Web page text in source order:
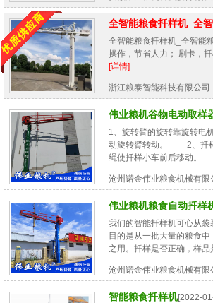
全智能粮食扦样机_全
全智能粮食扦样机_全智能
操作，节省人力； 刷卡，
[详情]
浙江粮泰智能科技有限公司
伟业粮机谷物电动取样
1、旋转臂的旋转靠旋转电
动旋转臂转动。 2、扦样
绳使扦样小车前后移动
沧州诺金伟业粮食机械有限
伟业粮机粮食自动扦样
我们的智能扦样机可心从
目的是从一批大量的粮食
之用。扦样是否正确，样
沧州诺金伟业粮食机械有限
智能粮食扦样机[2022-